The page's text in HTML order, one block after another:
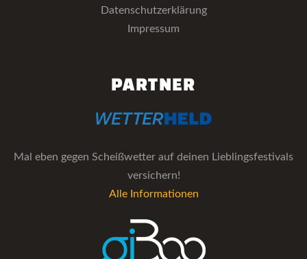
Datenschutzerklärung
Impressum
PARTNER
Mal eben gegen Scheißwetter auf deinen Lieblingsfestivals
versichern!
Alle Informationen